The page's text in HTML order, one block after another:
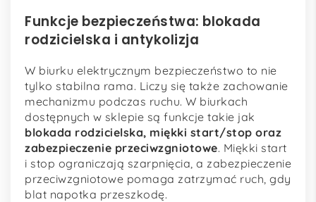
Funkcje bezpieczeństwa: blokada
rodzicielska i antykolizja
W biurku elektrycznym bezpieczeństwo to nie
tylko stabilna rama. Liczy się także zachowanie
mechanizmu podczas ruchu. W biurkach
dostępnych w sklepie są funkcje takie jak
blokada rodzicielska, miękki start/stop oraz
zabezpieczenie przeciwzgniotowe. Miękki start
i stop ograniczają szarpnięcia, a zabezpieczenie
przeciwzgniotowe pomaga zatrzymać ruch, gdy
blat napotka przeszkodę.